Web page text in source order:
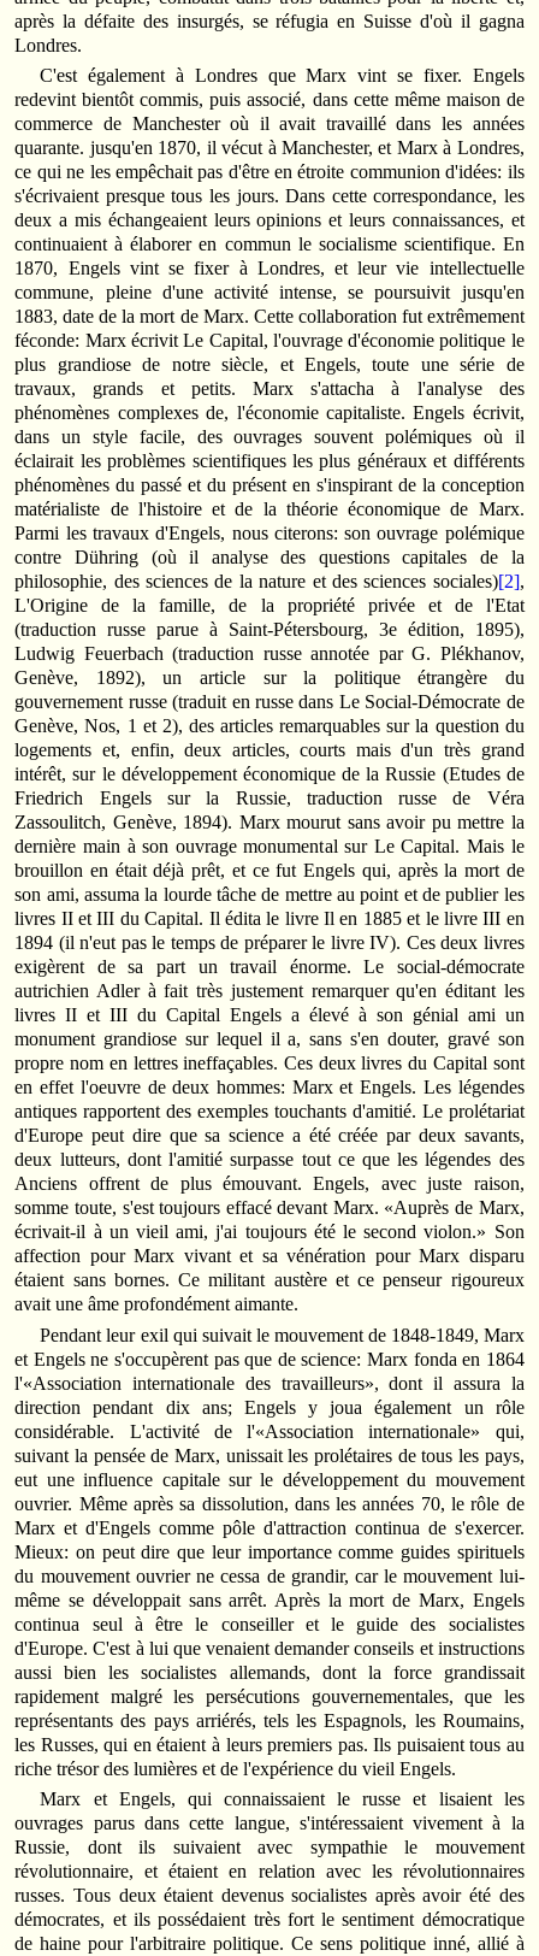
après la défaite des insurgés, se réfugia en Suisse d'où il gagna
Londres.
C'est également à Londres que Marx vint se fixer. Engels
redevint bientôt commis, puis associé, dans cette même maison de
commerce de Manchester où il avait travaillé dans les années
quarante. jusqu'en 1870, il vécut à Manchester, et Marx à Londres,
ce qui ne les empêchait pas d'être en étroite communion d'idées: ils
s'écrivaient presque tous les jours. Dans cette correspondance, les
deux a mis échangeaient leurs opinions et leurs connaissances, et
continuaient à élaborer en commun le socialisme scientifique. En
1870, Engels vint se fixer à Londres, et leur vie intellectuelle
commune, pleine d'une activité intense, se poursuivit jusqu'en
1883, date de la mort de Marx. Cette collaboration fut extrêmement
féconde: Marx écrivit Le Capital, l'ouvrage d'économie politique le
plus grandiose de notre siècle, et Engels, toute une série de
travaux, grands et petits. Marx s'attacha à l'analyse des
phénomènes complexes de, l'économie capitaliste. Engels écrivit,
dans un style facile, des ouvrages souvent polémiques où il
éclairait les problèmes scientifiques les plus généraux et différents
phénomènes du passé et du présent en s'inspirant de la conception
matérialiste de l'histoire et de la théorie économique de Marx.
Parmi les travaux d'Engels, nous citerons: son ouvrage polémique
contre Dühring (où il analyse des questions capitales de la
philosophie, des sciences de la nature et des sciences sociales)[2],
L'Origine de la famille, de la propriété privée et de l'Etat
(traduction russe parue à Saint-Pétersbourg, 3e édition, 1895),
Ludwig Feuerbach (traduction russe annotée par G. Plékhanov,
Genève, 1892), un article sur la politique étrangère du
gouvernement russe (traduit en russe dans Le Social-Démocrate de
Genève, Nos, 1 et 2), des articles remarquables sur la question du
logements et, enfin, deux articles, courts mais d'un très grand
intérêt, sur le développement économique de la Russie (Etudes de
Friedrich Engels sur la Russie, traduction russe de Véra
Zassoulitch, Genève, 1894). Marx mourut sans avoir pu mettre la
dernière main à son ouvrage monumental sur Le Capital. Mais le
brouillon en était déjà prêt, et ce fut Engels qui, après la mort de
son ami, assuma la lourde tâche de mettre au point et de publier les
livres II et III du Capital. Il édita le livre Il en 1885 et le livre III en
1894 (il n'eut pas le temps de préparer le livre IV). Ces deux livres
exigèrent de sa part un travail énorme. Le social-démocrate
autrichien Adler à fait très justement remarquer qu'en éditant les
livres II et III du Capital Engels a élevé à son génial ami un
monument grandiose sur lequel il a, sans s'en douter, gravé son
propre nom en lettres ineffaçables. Ces deux livres du Capital sont
en effet l'oeuvre de deux hommes: Marx et Engels. Les légendes
antiques rapportent des exemples touchants d'amitié. Le prolétariat
d'Europe peut dire que sa science a été créée par deux savants,
deux lutteurs, dont l'amitié surpasse tout ce que les légendes des
Anciens offrent de plus émouvant. Engels, avec juste raison,
somme toute, s'est toujours effacé devant Marx. «Auprès de Marx,
écrivait-il à un vieil ami, j'ai toujours été le second violon.» Son
affection pour Marx vivant et sa vénération pour Marx disparu
étaient sans bornes. Ce militant austère et ce penseur rigoureux
avait une âme profondément aimante.
Pendant leur exil qui suivait le mouvement de 1848-1849, Marx
et Engels ne s'occupèrent pas que de science: Marx fonda en 1864
l'«Association internationale des travailleurs», dont il assura la
direction pendant dix ans; Engels y joua également un rôle
considérable. L'activité de l'«Association internationale» qui,
suivant la pensée de Marx, unissait les prolétaires de tous les pays,
eut une influence capitale sur le développement du mouvement
ouvrier. Même après sa dissolution, dans les années 70, le rôle de
Marx et d'Engels comme pôle d'attraction continua de s'exercer.
Mieux: on peut dire que leur importance comme guides spirituels
du mouvement ouvrier ne cessa de grandir, car le mouvement lui-
même se développait sans arrêt. Après la mort de Marx, Engels
continua seul à être le conseiller et le guide des socialistes
d'Europe. C'est à lui que venaient demander conseils et instructions
aussi bien les socialistes allemands, dont la force grandissait
rapidement malgré les persécutions gouvernementales, que les
représentants des pays arriérés, tels les Espagnols, les Roumains,
les Russes, qui en étaient à leurs premiers pas. Ils puisaient tous au
riche trésor des lumières et de l'expérience du vieil Engels.
Marx et Engels, qui connaissaient le russe et lisaient les
ouvrages parus dans cette langue, s'intéressaient vivement à la
Russie, dont ils suivaient avec sympathie le mouvement
révolutionnaire, et étaient en relation avec les révolutionnaires
russes. Tous deux étaient devenus socialistes après avoir été des
démocrates, et ils possédaient très fort le sentiment démocratique
de haine pour l'arbitraire politique. Ce sens politique inné, allié à